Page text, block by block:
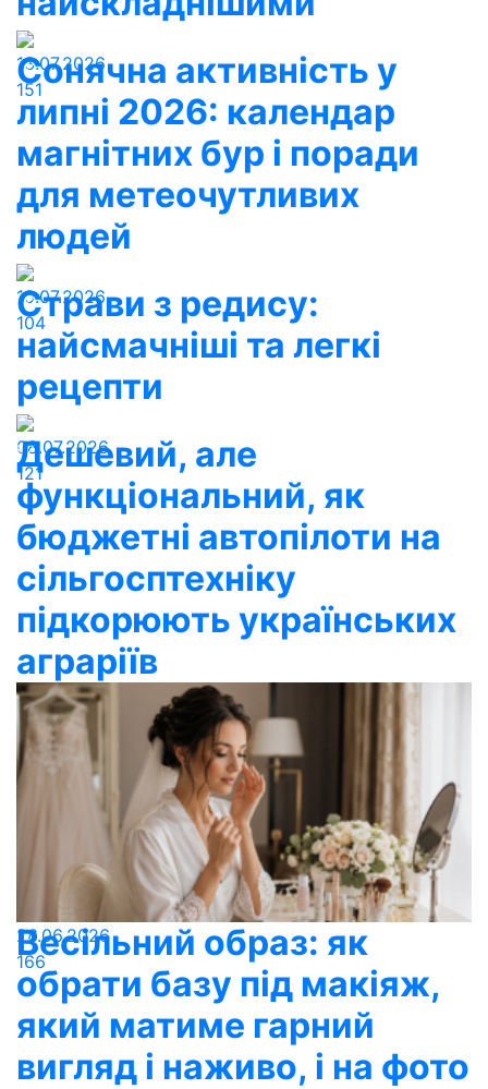
13.07.2026
151
Сонячна активність у
липні 2026: календар
магнітних бур і поради
для метеочутливих
людей
10.07.2026
104
Страви з редису:
найсмачніші та легкі
рецепти
08.07.2026
121
Дешевий, але
функціональний, як
бюджетні автопілоти на
сільгосптехніку
підкорюють українських
аграріїв
26.06.2026
166
Весільний образ: як
обрати базу під макіяж,
який матиме гарний
вигляд і наживо, і на фото